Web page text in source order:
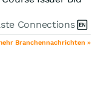
Connections
Branchennachrichten »